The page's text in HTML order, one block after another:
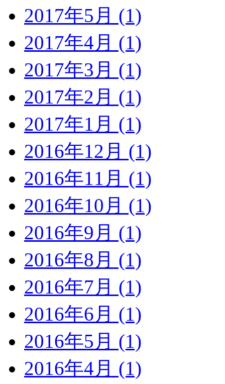
2017年5月 (1)
2017年4月 (1)
2017年3月 (1)
2017年2月 (1)
2017年1月 (1)
2016年12月 (1)
2016年11月 (1)
2016年10月 (1)
2016年9月 (1)
2016年8月 (1)
2016年7月 (1)
2016年6月 (1)
2016年5月 (1)
2016年4月 (1)